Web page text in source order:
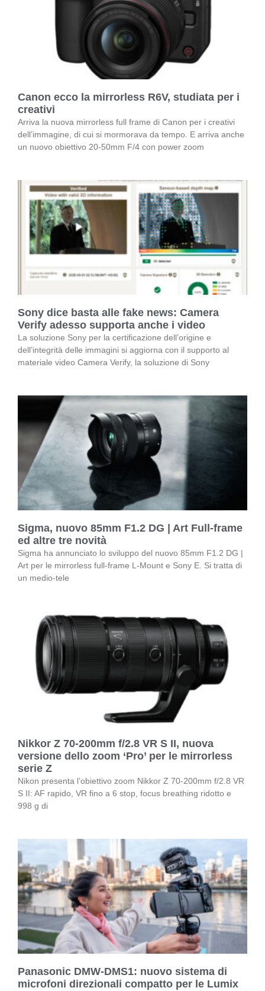
Canon ecco la mirrorless R6V, studiata per i
creativi
Arriva la nuova mirrorless full frame di Canon per i creativi
dell’immagine, di cui si mormorava da tempo. E arriva anche
un nuovo obiettivo 20-50mm F/4 con power zoom
Sony dice basta alle fake news: Camera
Verify adesso supporta anche i video
La soluzione Sony per la certificazione dell’origine e
dell’integrità delle immagini si aggiorna con il supporto al
materiale video Camera Verify, la soluzione di Sony
Sigma, nuovo 85mm F1.2 DG | Art Full-frame
ed altre tre novità
Sigma ha annunciato lo sviluppo del nuovo 85mm F1.2 DG |
Art per le mirrorless full-frame L-Mount e Sony E. Si tratta di
un medio-tele
Nikkor Z 70-200mm f/2.8 VR S II, nuova
versione dello zoom ‘Pro’ per le mirrorless
serie Z
Nikon presenta l’obiettivo zoom Nikkor Z 70-200mm f/2.8 VR
S II: AF rapido, VR fino a 6 stop, focus breathing ridotto e
998 g di
Panasonic DMW-DMS1: nuovo sistema di
microfoni direzionali compatto per le Lumix